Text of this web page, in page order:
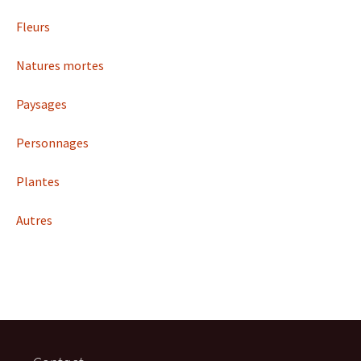
Fleurs
Natures mortes
Paysages
Personnages
Plantes
Autres